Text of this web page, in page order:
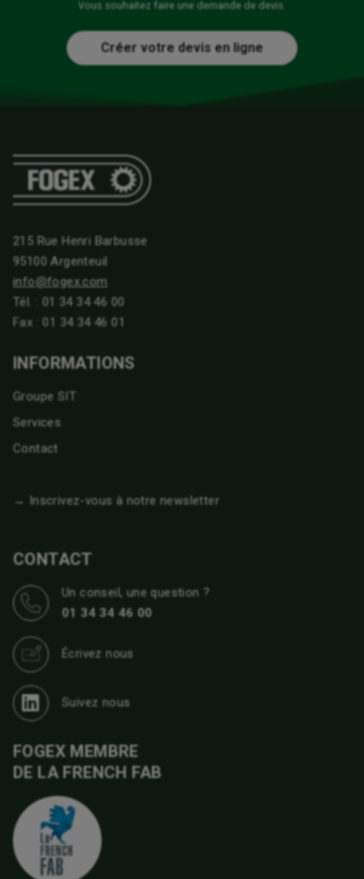
Vous souhaitez faire une demande de devis.
Créer votre devis en ligne
215 Rue Henri Barbusse
95100 Argenteuil
info@fogex.com
Tél. : 01 34 34 46 00
Fax : 01 34 34 46 01
INFORMATIONS
Groupe SIT
Services
Contact
→ Inscrivez-vous à notre newsletter
CONTACT
Un conseil, une question ?
01 34 34 46 00
Écrivez nous
Suivez nous
FOGEX MEMBRE
DE LA FRENCH FAB